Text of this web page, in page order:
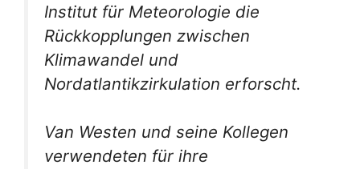
Institut für Meteorologie die
Rückkopplungen zwischen
Klimawandel und
Nordatlantikzirkulation erforscht.
Van Westen und seine Kollegen
verwendeten für ihre